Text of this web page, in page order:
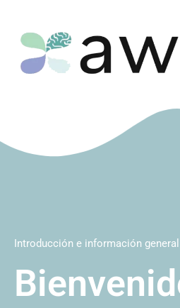
Introducción e información general